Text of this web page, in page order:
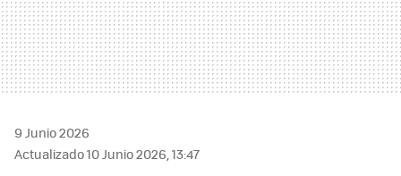
9 Junio 2026
Actualizado 10 Junio 2026, 13:47